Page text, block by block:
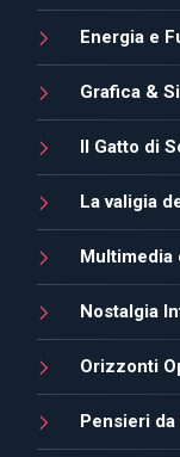
Energia e
Grafica &
Il Gatto di
La valigia
Multimedia
Nostalgia
Orizzonti
Pensieri